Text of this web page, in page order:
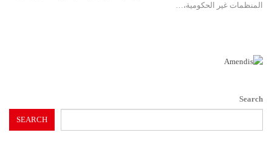
المنظمات غير الحكومية،…
Search
SEARCH